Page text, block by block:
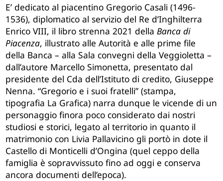
E’ dedicato al piacentino Gregorio Casali (1496-
1536), diplomatico al servizio del Re d’Inghilterra
Enrico VIII, il libro strenna 2021 dellaBanca di
Piacenza, illustrato alle Autorità e alle prime file
della Banca – alla Sala convegni della Veggioletta –
dall’autore Marcello Simonetta, presentato dal
presidente del Cda dell’Istituto di credito, Giuseppe
Nenna. “Gregorio e i suoi fratelli” (stampa,
tipografia La Grafica) narra dunque le vicende di un
personaggio finora poco considerato dai nostri
studiosi e storici, legato al territorio in quanto il
matrimonio con Livia Pallavicino gli portò in dote il
Castello di Monticelli d’Ongina (quel ceppo della
famiglia è sopravvissuto fino ad oggi e conserva
ancora documenti dell’epoca).